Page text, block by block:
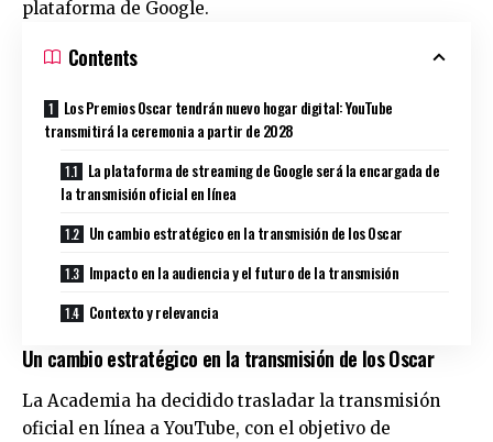
plataforma de Google.
Contents
Los Premios Oscar tendrán nuevo hogar digital: YouTube
transmitirá la ceremonia a partir de 2028
La plataforma de streaming de Google será la encargada de
la transmisión oficial en línea
Un cambio estratégico en la transmisión de los Oscar
Impacto en la audiencia y el futuro de la transmisión
Contexto y relevancia
Un cambio estratégico en la transmisión de los Oscar
La Academia ha decidido trasladar la transmisión
oficial en línea a YouTube, con el objetivo de